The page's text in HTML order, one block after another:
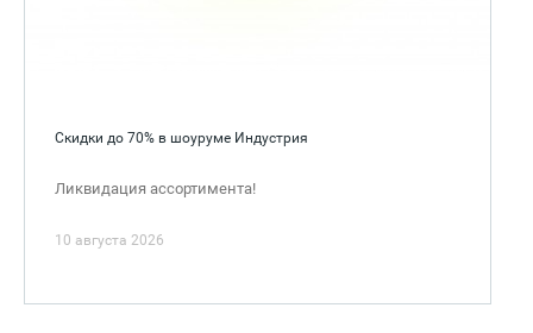
Скидки до 70% в шоуруме Индустрия
Ликвидация ассортимента!
10 августа 2026